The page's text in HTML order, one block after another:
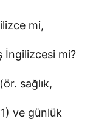
mi,
İngilizcesi mi?
sağlık,
ve günlük